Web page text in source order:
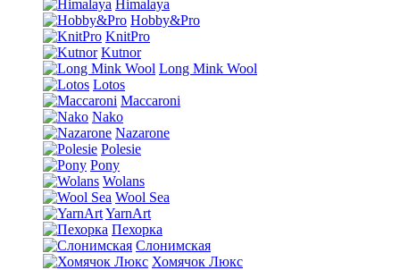
Himalaya
Hobby&Pro
KnitPro
Kutnor
Long Mink Wool
Lotos
Maccaroni
Nako
Nazarone
Polesie
Pony
Wolans
Wool Sea
YarnArt
Пехорка
Слонимская
Хомячок Люкс